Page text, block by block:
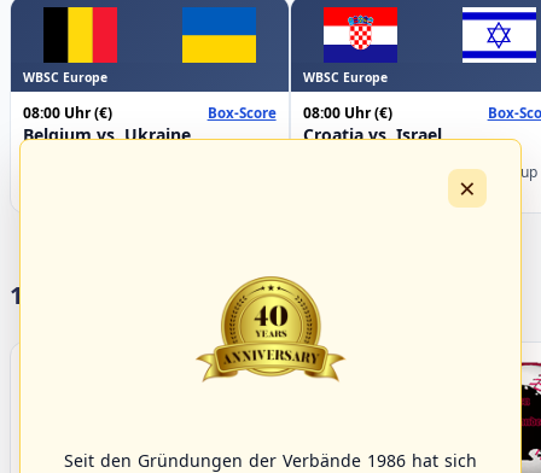
WBSC Europe
08:00 Uhr(€) Box-Score
Belgium vs. Ukraine
WBSC Europe
08:00 Uhr(€) Box-
Croatia vs. Israel
Championship B Pool 2026 - Group
17 Vereine im S/HBV
×
Seit den Gründungen der Verbände 1986 hat sich